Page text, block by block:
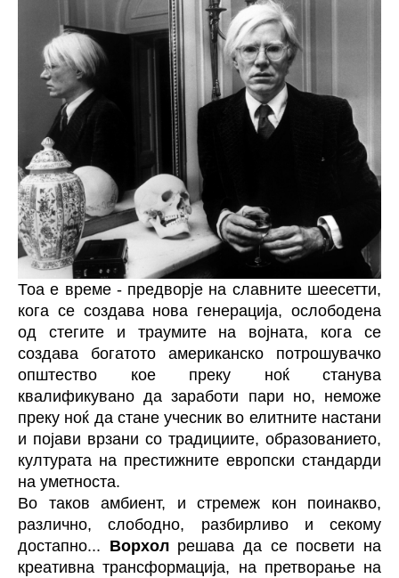
Тоа е време - предворје на славните шеесетти,
кога се создава нова генерација, ослободена
од стегите и траумите на војната, кога се
создава богатото американско потрошувачко
општество кое преку ноќ станува
квалификувано да заработи пари но, неможе
преку ноќ да стане учесник во елитните настани
и појави врзани со традициите, образованието,
културата на престижните европски стандарди
на уметноста.
Во таков амбиент, и стремеж кон поинакво,
различно, слободно, разбирливо и секому
достапно... Ворхолрешава да се посвети на
креативна трансформација, на претворање на